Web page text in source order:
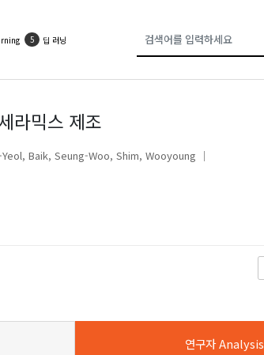
딥 러닝
라믹스 제조
Baik, Seung-Woo Shim, Wooyoung
연구자 Analysis